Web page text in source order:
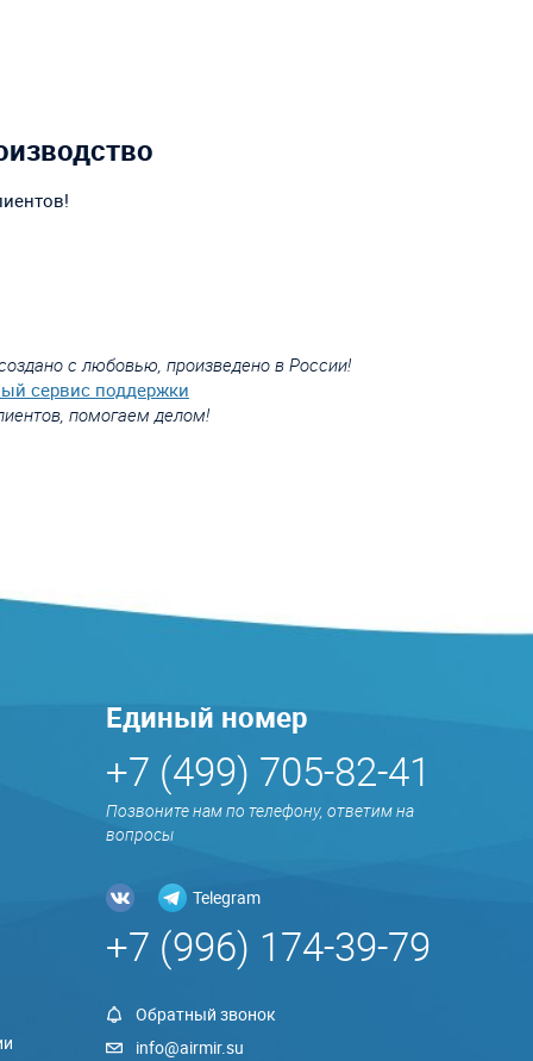
с любовью, произведено в России!
сервис поддержки
помогаем делом!
Единый номер
+7 (499) 705-82-41
Позвоните нам по телефону, ответим на
вопросы
Telegram
+7 (996) 174-39-79
Обратный звонок
info@airmir.su